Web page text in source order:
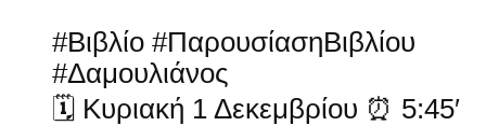
#Βιβλίο #ΠαρουσίασηΒιβλίου
#Δαμουλιάνος
🗓 Κυριακή 1 Δεκεμβρίου ⏰ 5:45′